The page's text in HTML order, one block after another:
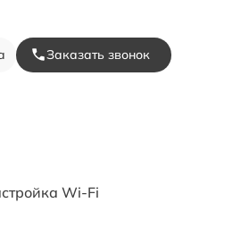
Заказать звонок
Wi-Fi